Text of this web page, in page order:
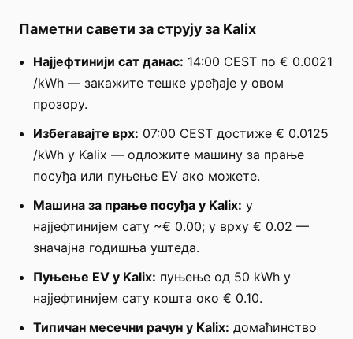
Паметни савети за струју за Kalix
Најјефтинији сат данас: 14:00 CEST по € 0.0021
/kWh — закажите тешке уређаје у овом
прозору.
Избегавајте врх: 07:00 CEST достиже € 0.0125
/kWh у Kalix — одложите машину за прање
посуђа или пуњење EV ако можете.
Машина за прање посуђа у Kalix: у
најјефтинијем сату ~€ 0.00; у врху € 0.02 —
значајна годишња уштеда.
Пуњење EV у Kalix: пуњење од 50 kWh у
најјефтинијем сату кошта око € 0.10.
Типичан месечни рачун у Kalix: домаћинство